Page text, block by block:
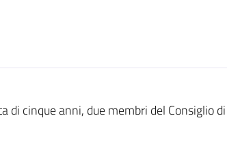
di cinque anni, due membri del Consiglio